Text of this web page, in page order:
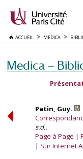
ACCUEIL MEDICA
Medica —
Patin, Guy.
s.d..
Page à Page
Sur Internet